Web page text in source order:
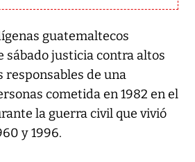
guatemaltecos
sábado justicia contra altos
de una
cometida en 1982 en el
la guerra civil que vivió
y 1996.